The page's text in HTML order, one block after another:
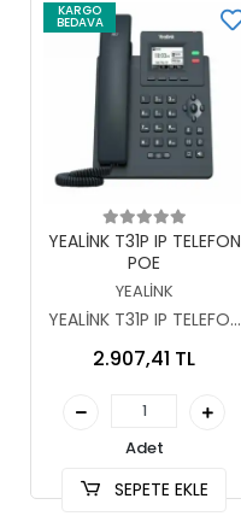
KARGO
BEDAVA
Sepete Ekle
YEALİNK T31P IP TELEFON
POE
YEALİNK
YEALİNK T31P IP TELEFON
2.907,41 TL
Adet
SEPETE EKLE